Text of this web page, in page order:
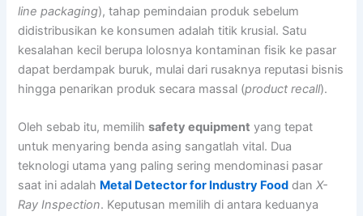
line packaging), tahap pemindaian produk sebelum
didistribusikan ke konsumen adalah titik krusial. Satu
kesalahan kecil berupa lolosnya kontaminan fisik ke pasar
dapat berdampak buruk, mulai dari rusaknya reputasi bisnis
hingga penarikan produk secara massal (product recall).
Oleh sebab itu, memilihsafety equipment yang tepat
untuk menyaring benda asing sangatlah vital. Dua
teknologi utama yang paling sering mendominasi pasar
saat ini adalah Metal Detector for Industry Food danX-
Ray Inspection. Keputusan memilih di antara keduanya